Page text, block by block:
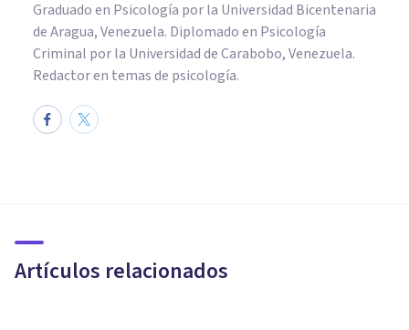
Graduado en Psicología por la Universidad Bicentenaria
de Aragua, Venezuela. Diplomado en Psicología
Criminal por la Universidad de Carabobo, Venezuela.
Redactor en temas de psicología.
Artículos relacionados
pareja